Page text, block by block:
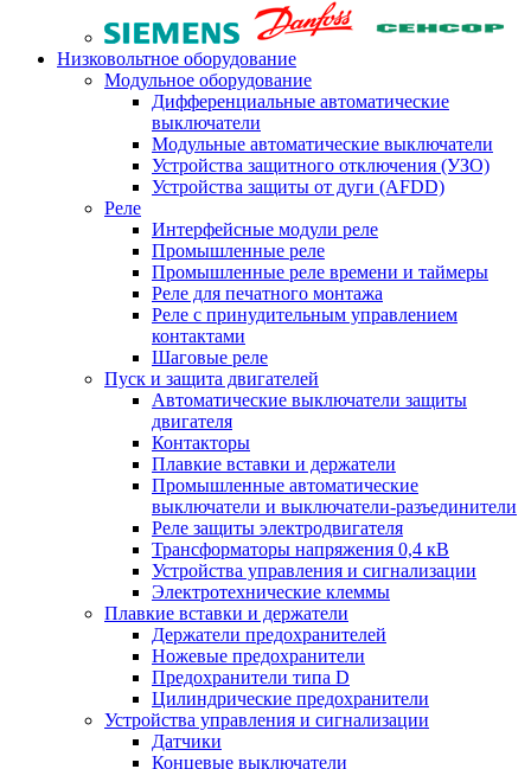
Низковольтное оборудование
Модульное оборудование
Дифференциальные автоматические
выключатели
Модульные автоматические выключатели
Устройства защитного отключения (УЗО)
Устройства защиты от дуги (AFDD)
Реле
Интерфейсные модули реле
Промышленные реле
Промышленные реле времени и таймеры
Реле для печатного монтажа
Реле с принудительным управлением
контактами
Шаговые реле
Пуск и защита двигателей
Автоматические выключатели защиты
двигателя
Контакторы
Плавкие вставки и держатели
Промышленные автоматические
выключатели и выключатели-разъединители
Реле защиты электродвигателя
Трансформаторы напряжения 0,4 кВ
Устройства управления и сигнализации
Электротехнические клеммы
Плавкие вставки и держатели
Держатели предохранителей
Ножевые предохранители
Предохранители типа D
Цилиндрические предохранители
Устройства управления и сигнализации
Датчики
Концевые выключатели